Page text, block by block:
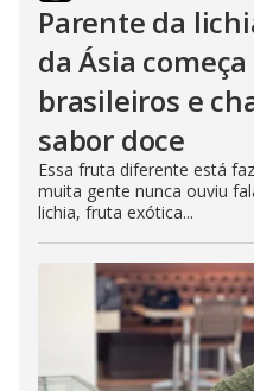
Parente da
da Ásia
brasileiros e
sabor doce
Essa fruta diferente está
muita gente nunca ouviu
lichia, fruta exótica...